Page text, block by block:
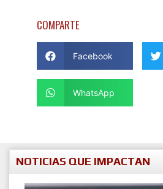
COMPARTE
Facebook
WhatsApp
NOTICIAS QUE IMPACTAN